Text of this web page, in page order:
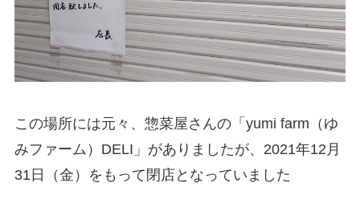
この場所には元々、惣菜屋さんの「yumi farm（ゆ
みファーム）DELI」がありましたが、2021年12月
31日（金）をもって閉店となっていました